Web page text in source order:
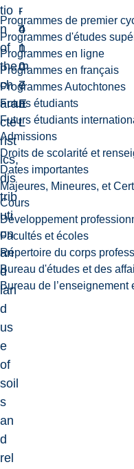
Programmes de premier
Programmes d'études
Programmes en ligne
Programmes en français
Programmes Autochtones
Futurs étudiants
Futurs étudiants
Admissions
Droits de scolarité et
Dates importantes
Majeures, Mineures, et
Cours
Développement
Facultés et écoles
Répertoire du corps
Bureau d'études et des
Bureau de
tio
n
of
the
ch
ara
cte
rist
ics,
dis
trib
uti
on
an
d
lan
d
us
e
of
soil
s
an
d
rel
-
4
1
0
7
E
L
r
o
n
m
e
n
t